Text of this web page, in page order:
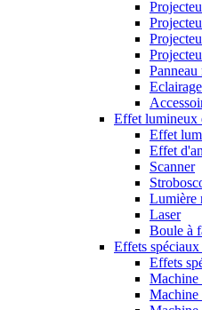
Effet lumineux
Effet
Effet
Scanner
Lumière
Laser
Boule à
Effets
Effets
Machine
Machine